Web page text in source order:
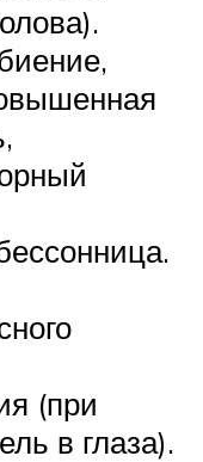
(при
в глаза).